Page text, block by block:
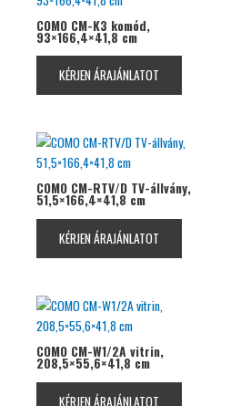
COMO CM-K3 komód,
93×166,4×41,8 cm
KÉRJEN ÁRAJÁNLATOT
COMO CM-RTV/D TV-állvány,
51,5×166,4×41,8 cm
KÉRJEN ÁRAJÁNLATOT
COMO CM-W1/2A vitrin,
208,5×55,6×41,8 cm
KÉRJEN ÁRAJÁNLATOT